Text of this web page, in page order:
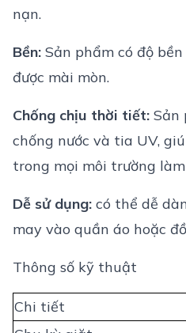
nạn.
Bền: Sản phẩm có độ
được mài mòn.
Chống chịu thời tiết: Sản
chống nước và tia UV,
trong mọi môi trường
Dễ sử dụng: có thể dễ
may vào quần áo hoặc
Thông số kỹ thuật
Chi tiết